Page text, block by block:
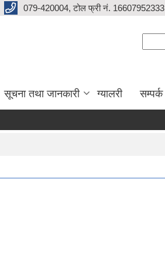
079-420004, टोल फ्री नं. 16607952333
सूचना तथा जानकारी ग्यालरी सम्पर्क